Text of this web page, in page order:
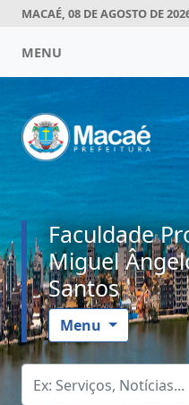
MACAÉ, 08 DE AGOSTO DE
MENU
Faculdade
Miguel
Santos
Menu